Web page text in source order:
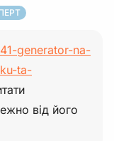
generator-na-
ta-
від його